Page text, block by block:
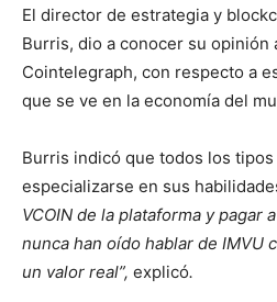
El director de estrategia y
Burris, dio a conocer su opinión
Cointelegraph, con respecto a
que se ve en la economía del
Burris indicó que todos los
especializarse en sus
VCOIN de la plataforma y pagar
nunca han oído hablar de IMVU
un valor real”, explicó.